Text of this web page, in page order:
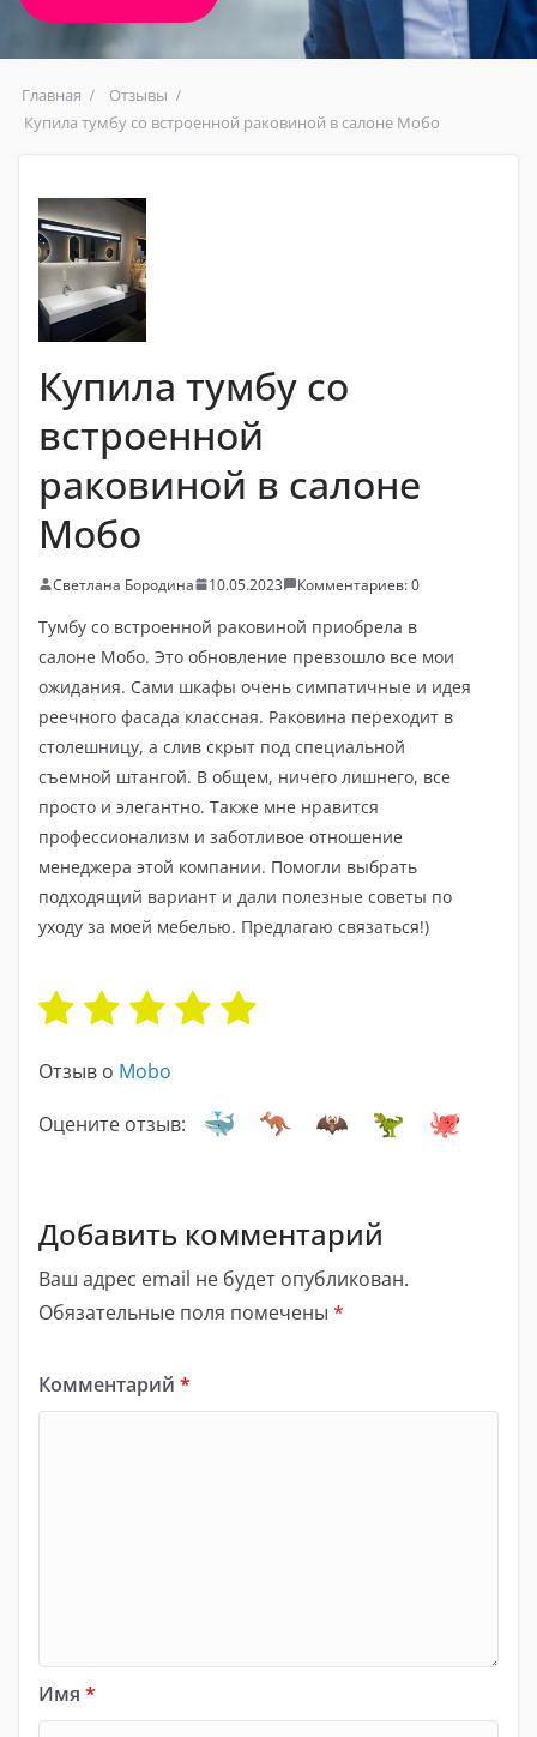
Главная
Отзывы
Купила тумбу со встроенной раковиной в салоне Мобо
Купила тумбу со
встроенной
раковиной в салоне
Мобо
Светлана Бородина 10.05.2023 Комментариев: 0
Тумбу со встроенной раковиной приобрела в
салоне Мобо. Это обновление превзошло все мои
ожидания. Сами шкафы очень симпатичные и идея
реечного фасада классная. Раковина переходит в
столешницу, а слив скрыт под специальной
съемной штангой. В общем, ничего лишнего, все
просто и элегантно. Также мне нравится
профессионализм и заботливое отношение
менеджера этой компании. Помогли выбрать
подходящий вариант и дали полезные советы по
уходу за моей мебелью. Предлагаю связаться!)
Отзыв о Mobo
Оцените отзыв:
Добавить комментарий
Ваш адрес email не будет опубликован.
Обязательные поля помечены *
Комментарий *
Имя *